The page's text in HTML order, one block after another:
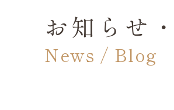
お知らせ
News / Blog